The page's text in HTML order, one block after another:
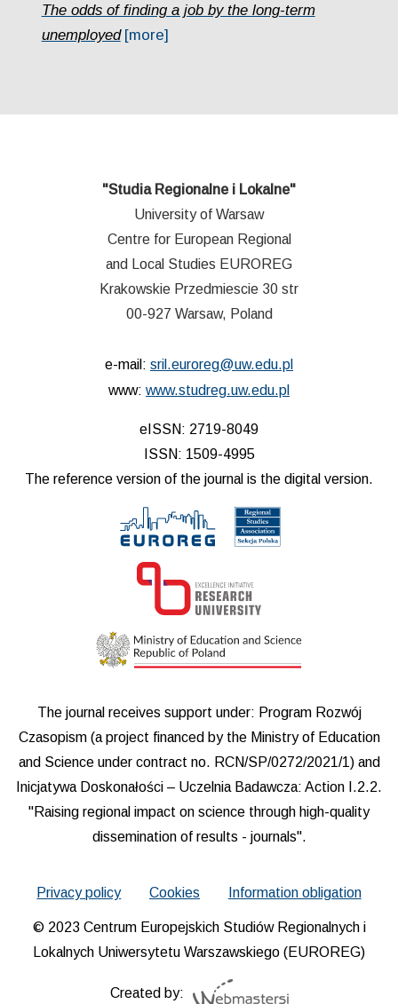
The odds of finding a job by the long-term
unemployed [more]
"Studia Regionalne i Lokalne"
University of Warsaw
Centre for European Regional
and Local Studies EUROREG
Krakowskie Przedmiescie 30 str
00-927 Warsaw, Poland
e-mail: sril.euroreg@uw.edu.pl
www: www.studreg.uw.edu.pl
eISSN: 2719-8049
ISSN: 1509-4995
The reference version of the journal is the digital version.
The journal receives support under: Program Rozwój
Czasopism (a project financed by the Ministry of Education
and Science under contract no. RCN/SP/0272/2021/1) and
Inicjatywa Doskonałości – Uczelnia Badawcza: Action I.2.2.
"Raising regional impact on science through high-quality
dissemination of results - journals".
Privacy policy Cookies Information obligation
© 2023 Centrum Europejskich Studiów Regionalnych i
Lokalnych Uniwersytetu Warszawskiego (EUROREG)
Created by: